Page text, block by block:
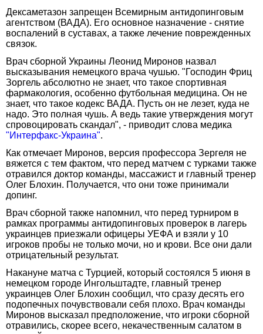
Дексаметазон запрещен Всемирным антидопинговым
агентством (ВАДА). Его основное назначение - снятие
воспалений в суставах, а также лечение поврежденных
связок.
Врач сборной Украины Леонид Миронов назвал
высказывания немецкого врача чушью. "Господин Фриц
Зоргель абсолютно не знает, что такое спортивная
фармакология, особенно футбольная медицина. Он не
знает, что такое кодекс ВАДА. Пусть он не лезет, куда не
надо. Это полная чушь. А ведь такие утверждения могут
спровоцировать скандал", - приводит слова медика
"Интерфакс-Украина".
Как отмечает Миронов, версия профессора Зергеля не
вяжется с тем фактом, что перед матчем с турками также
отравился доктор команды, массажист и главный тренер
Олег Блохин. Получается, что они тоже принимали
допинг.
Врач сборной также напомнил, что перед турниром в
рамках программы антидопинговых проверок в лагерь
украинцев приезжали офицеры УЕФА и взяли у 10
игроков пробы не только мочи, но и крови. Все они дали
отрицательный результат.
Накануне матча с Турцией, который состоялся 5 июня в
немецком городе Ингольштадте, главный тренер
украинцев Олег Блохин сообщил, что сразу десять его
подопечных почувствовали себя плохо. Врач команды
Миронов высказал предположение, что игроки сборной
отравились, скорее всего, некачественным салатом в